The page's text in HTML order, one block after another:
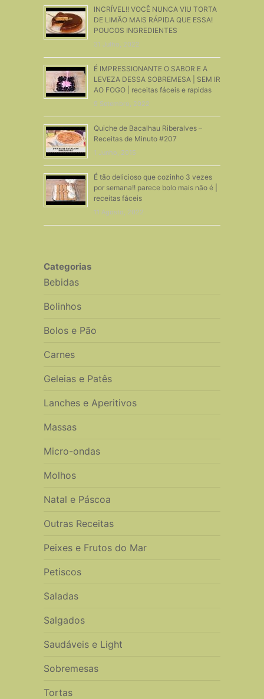
INCRÍVEL!! VOCÊ NUNCA VIU TORTA
DE LIMÃO MAIS RÁPIDA QUE ESSA!
POUCOS INGREDIENTES
31 Julho, 2022
É IMPRESSIONANTE O SABOR E A
LEVEZA DESSA SOBREMESA | SEM IR
AO FOGO | receitas fáceis e rapidas
9 Setembro, 2022
Quiche de Bacalhau Riberalves –
Receitas de Minuto #207
1 Junho, 2015
É tão delicioso que cozinho 3 vezes
por semana!! parece bolo mais não é |
receitas fáceis
11 Agosto, 2022
Categorias
Bebidas
Bolinhos
Bolos e Pão
Carnes
Geleias e Patês
Lanches e Aperitivos
Massas
Micro-ondas
Molhos
Natal e Páscoa
Outras Receitas
Peixes e Frutos do Mar
Petiscos
Saladas
Salgados
Saudáveis e Light
Sobremesas
Tortas